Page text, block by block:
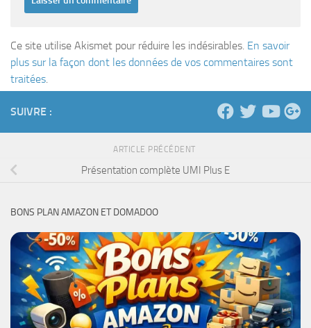
Ce site utilise Akismet pour réduire les indésirables. En savoir
plus sur la façon dont les données de vos commentaires sont
traitées.
SUIVRE :
ARTICLE PRÉCÉDENT
Présentation complète UMI Plus E
BONS PLAN AMAZON ET DOMADOO